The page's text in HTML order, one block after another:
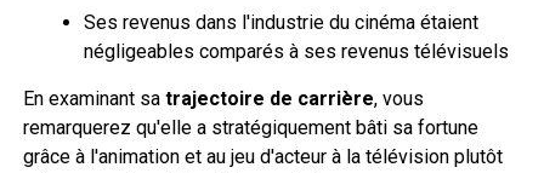
Ses revenus dans l'industrie du cinéma étaient
négligeables comparés à ses revenus télévisuels
En examinant sa trajectoire de carrière, vous
remarquerez qu'elle a stratégiquement bâti sa fortune
grâce à l'animation et au jeu d'acteur à la télévision plutôt